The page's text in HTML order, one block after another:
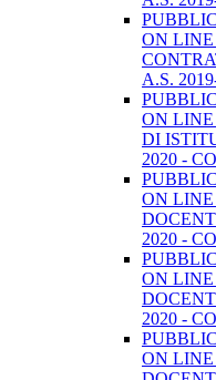
ON LINE
A.S.
ON
DI
2020 -
ON
2020 -
ON
2020 -
ON